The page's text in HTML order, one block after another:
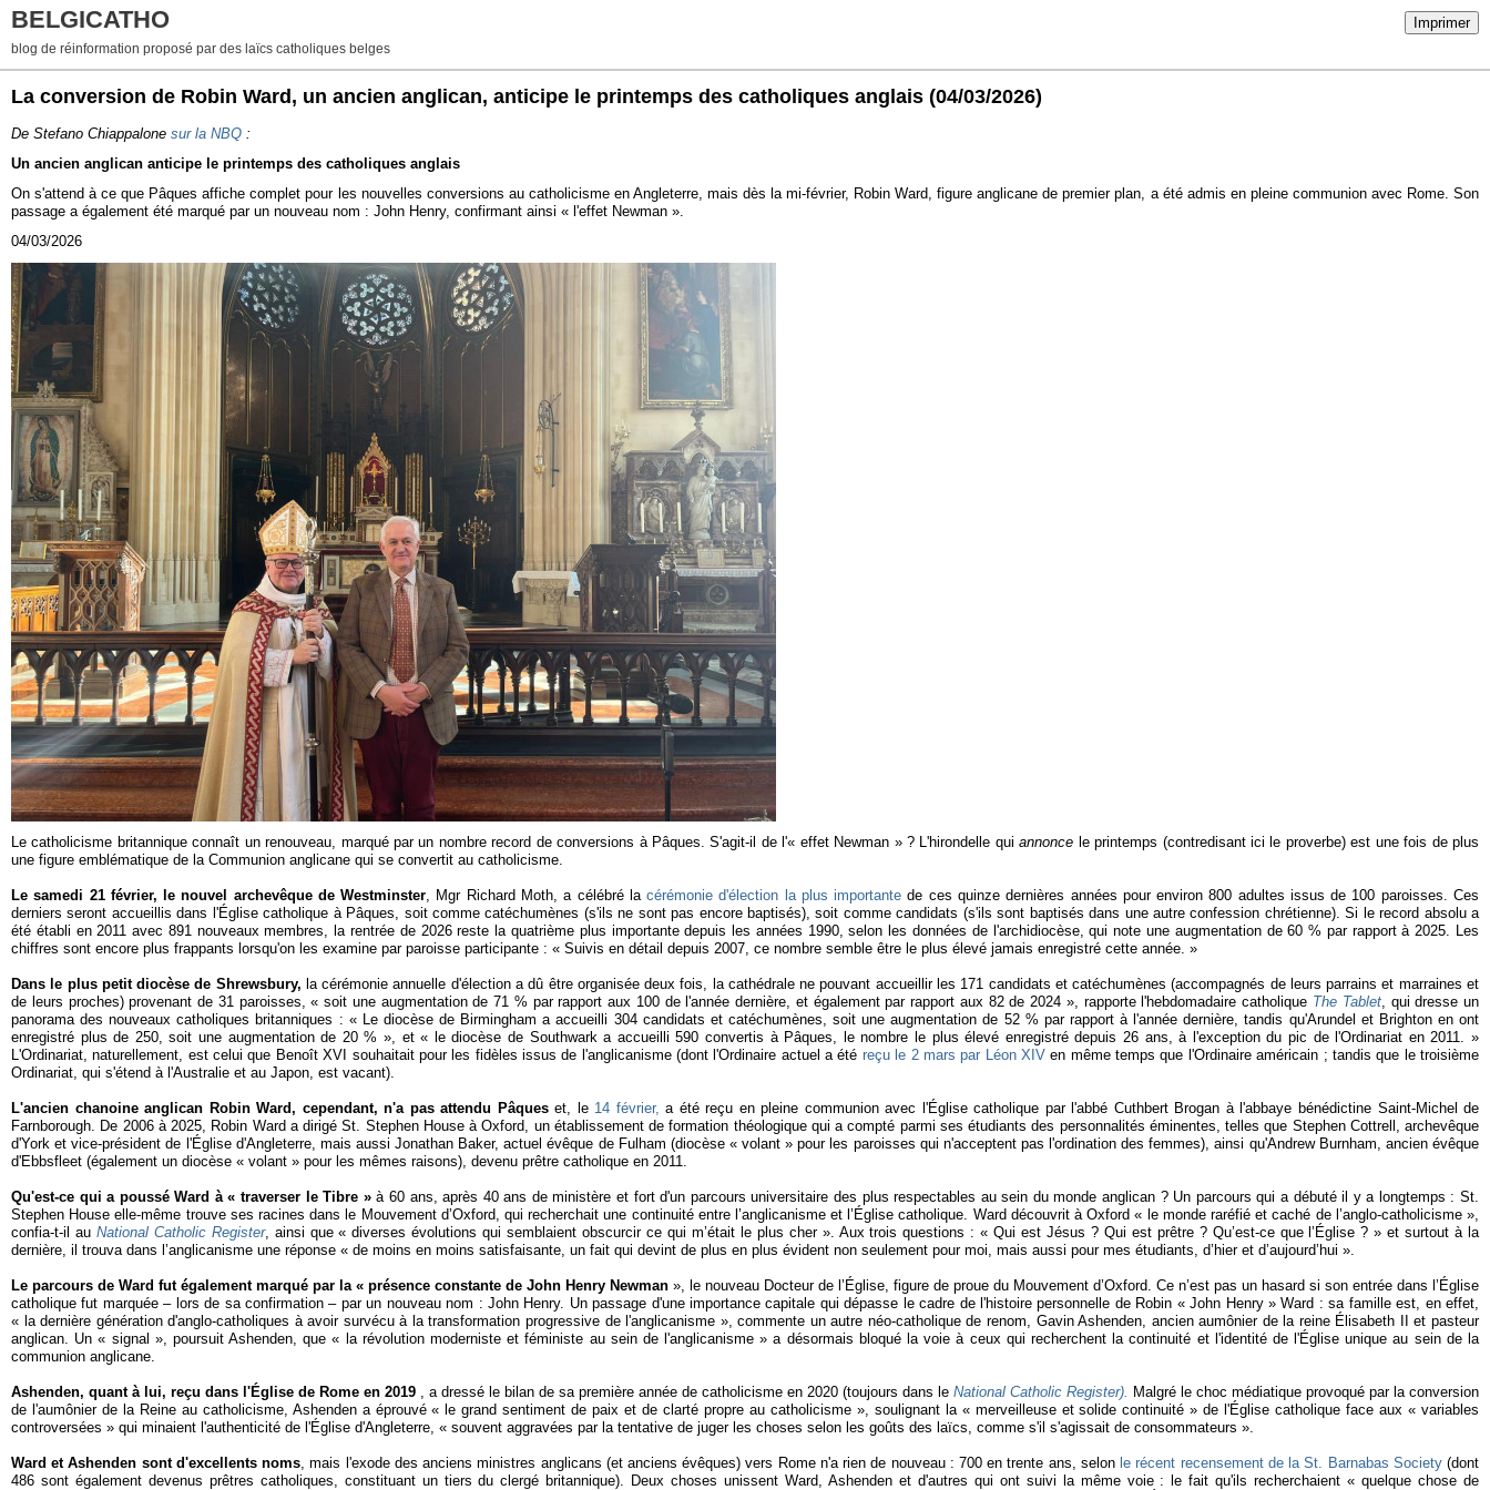
Imprimer
BELGICATHO
blog de réinformation proposé par des laïcs catholiques belges
La conversion de Robin Ward, un ancien anglican, anticipe le printemps des catholiques anglais (04/03/2026)
De Stefano Chiappalone sur la NBQ :
Un ancien anglican anticipe le printemps des catholiques anglais
On s'attend à ce que Pâques affiche complet pour les nouvelles conversions au catholicisme en Angleterre, mais dès la mi-février, Robin Ward, figure anglicane de premier plan, a été admis en pleine communion avec Rome. Son
passage a également été marqué par un nouveau nom : John Henry, confirmant ainsi « l'effet Newman ».
04/03/2026
Le catholicisme britannique connaît un renouveau, marqué par un nombre record de conversions à Pâques. S'agit-il de l'« effet Newman » ? L'hirondelle quiannonce le printemps (contredisant ici le proverbe) est une fois de plus
une figure emblématique de la Communion anglicane qui se convertit au catholicisme.
Le samedi 21 février, le nouvel archevêque de Westminster, Mgr Richard Moth, a célébré lacérémonie d'élection la plus importante de ces quinze dernières années pour environ 800 adultes issus de 100 paroisses. Ces
derniers seront accueillis dans l'Église catholique à Pâques, soit comme catéchumènes (s'ils ne sont pas encore baptisés), soit comme candidats (s'ils sont baptisés dans une autre confession chrétienne). Si le record absolu a
été établi en 2011 avec 891 nouveaux membres, la rentrée de 2026 reste la quatrième plus importante depuis les années 1990, selon les données de l'archidiocèse, qui note une augmentation de 60 % par rapport à 2025. Les
chiffres sont encore plus frappants lorsqu'on les examine par paroisse participante : « Suivis en détail depuis 2007, ce nombre semble être le plus élevé jamais enregistré cette année. »
Dans le plus petit diocèse de Shrewsbury, la cérémonie annuelle d'élection a dû être organisée deux fois, la cathédrale ne pouvant accueillir les 171 candidats et catéchumènes (accompagnés de leurs parrains et marraines et
de leurs proches) provenant de 31 paroisses, « soit une augmentation de 71 % par rapport aux 100 de l'année dernière, et également par rapport aux 82 de 2024 », rapporte l'hebdomadaire catholique The Tablet, qui dresse un
panorama des nouveaux catholiques britanniques : « Le diocèse de Birmingham a accueilli 304 candidats et catéchumènes, soit une augmentation de 52 % par rapport à l'année dernière, tandis qu'Arundel et Brighton en ont
enregistré plus de 250, soit une augmentation de 20 % », et « le diocèse de Southwark a accueilli 590 convertis à Pâques, le nombre le plus élevé enregistré depuis 26 ans, à l'exception du pic de l'Ordinariat en 2011. »
L'Ordinariat, naturellement, est celui que Benoît XVI souhaitait pour les fidèles issus de l'anglicanisme (dont l'Ordinaire actuel a été reçu le 2 mars par Léon XIV en même temps que l'Ordinaire américain ; tandis que le troisième
Ordinariat, qui s'étend à l'Australie et au Japon, est vacant).
L'ancien chanoine anglican Robin Ward, cependant, n'a pas attendu Pâqueset, le 14 février,a été reçu en pleine communion avec l'Église catholique par l'abbé Cuthbert Brogan à l'abbaye bénédictine Saint-Michel de
Farnborough. De 2006 à 2025, Robin Ward a dirigé St. Stephen House à Oxford, un établissement de formation théologique qui a compté parmi ses étudiants des personnalités éminentes, telles que Stephen Cottrell, archevêque
d'York et vice-président de l'Église d'Angleterre, mais aussi Jonathan Baker, actuel évêque de Fulham (diocèse « volant » pour les paroisses qui n'acceptent pas l'ordination des femmes), ainsi qu'Andrew Burnham, ancien évêque
d'Ebbsfleet (également un diocèse « volant » pour les mêmes raisons), devenu prêtre catholique en 2011.
Qu'est-ce qui a poussé Ward à « traverser le Tibre »à 60 ans, après 40 ans de ministère et fort d'un parcours universitaire des plus respectables au sein du monde anglican ? Un parcours qui a débuté il y a longtemps : St.
Stephen House elle-même trouve ses racines dans le Mouvement d’Oxford, qui recherchait une continuité entre l’anglicanisme et l’Église catholique. Ward découvrit à Oxford « le monde raréfié et caché de l’anglo-catholicisme »,
confia-t-il au National Catholic Register, ainsi que « diverses évolutions qui semblaient obscurcir ce qui m’était le plus cher ». Aux trois questions : « Qui est Jésus ? Qui est prêtre ? Qu’est-ce que l’Église ? » et surtout à la
dernière, il trouva dans l’anglicanisme une réponse « de moins en moins satisfaisante, un fait qui devint de plus en plus évident non seulement pour moi, mais aussi pour mes étudiants, d’hier et d’aujourd’hui ».
Le parcours de Ward fut également marqué par la « présence constante de John Henry Newman », le nouveau Docteur de l’Église, figure de proue du Mouvement d’Oxford. Ce n’est pas un hasard si son entrée dans l’Église
catholique fut marquée – lors de sa confirmation – par un nouveau nom : John Henry. Un passage d'une importance capitale qui dépasse le cadre de l'histoire personnelle de Robin « John Henry » Ward : sa famille est, en effet,
« la dernière génération d'anglo-catholiques à avoir survécu à la transformation progressive de l'anglicanisme », commente un autre néo-catholique de renom, Gavin Ashenden, ancien aumônier de la reine Élisabeth II et pasteur
anglican. Un « signal », poursuit Ashenden, que « la révolution moderniste et féministe au sein de l'anglicanisme » a désormais bloqué la voie à ceux qui recherchent la continuité et l'identité de l'Église unique au sein de la
communion anglicane.
Ashenden, quant à lui, reçu dans l'Église de Rome en 2019 , a dressé le bilan de sa première année de catholicisme en 2020 (toujours dans le National Catholic Register). Malgré le choc médiatique provoqué par la conversion
de l'aumônier de la Reine au catholicisme, Ashenden a éprouvé « le grand sentiment de paix et de clarté propre au catholicisme », soulignant la « merveilleuse et solide continuité » de l'Église catholique face aux « variables
controversées » qui minaient l'authenticité de l'Église d'Angleterre, « souvent aggravées par la tentative de juger les choses selon les goûts des laïcs, comme s'il s'agissait de consommateurs ».
Ward et Ashenden sont d'excellents noms, mais l'exode des anciens ministres anglicans (et anciens évêques) vers Rome n'a rien de nouveau : 700 en trente ans, selon le récent recensement de la St. Barnabas Society(dont
486 sont également devenus prêtres catholiques, constituant un tiers du clergé britannique). Deux choses unissent Ward, Ashenden et d'autres qui ont suivi la même voie : le fait qu'ils recherchaient « quelque chose de